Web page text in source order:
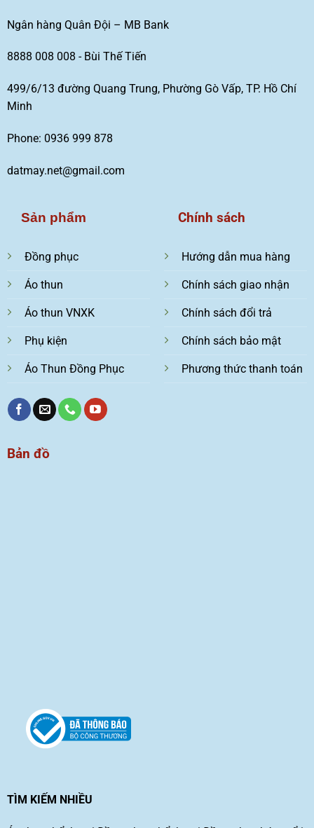
Ngân hàng Quân Đội – MB Bank
8888 008 008 - Bùi Thế Tiến
499/6/13 đường Quang Trung, Phường Gò Vấp, TP. Hồ Chí
Minh
Phone: 0936 999 878
datmay.net@gmail.com
Sản phẩm
Đồng phục
Áo thun
Áo thun VNXK
Phụ kiện
Áo Thun Đồng Phục
Chính sách
Hướng dẫn mua hàng
Chính sách giao nhận
Chính sách đổi trả
Chính sách bảo mật
Phương thức thanh toán
Bản đồ
TÌM KIẾM NHIỀU